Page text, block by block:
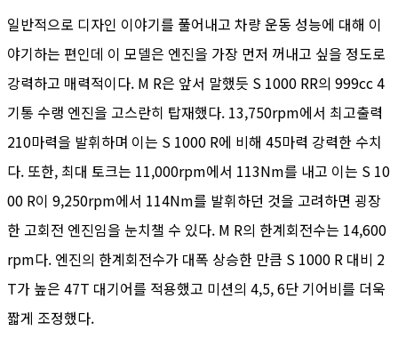
일반적으로 디자인 이야기를 풀어내고 차량 운동 성능에 대해 이
야기하는 편인데 이 모델은 엔진을 가장 먼저 꺼내고 싶을 정도로
강력하고 매력적이다. M R은 앞서 말했듯 S 1000 RR의 999cc 4
기통 수랭 엔진을 고스란히 탑재했다. 13,750rpm에서 최고출력
210마력을 발휘하며 이는 S 1000 R에 비해 45마력 강력한 수치
다. 또한, 최대 토크는 11,000rpm에서 113Nm를 내고 이는 S 10
00 R이 9,250rpm에서 114Nm를 발휘하던 것을 고려하면 굉장
한 고회전 엔진임을 눈치챌 수 있다. M R의 한계회전수는 14,600
rpm다. 엔진의 한계회전수가 대폭 상승한 만큼 S 1000 R 대비 2
T가 높은 47T 대기어를 적용했고 미션의 4,5, 6단 기어비를 더욱
짧게 조정했다.